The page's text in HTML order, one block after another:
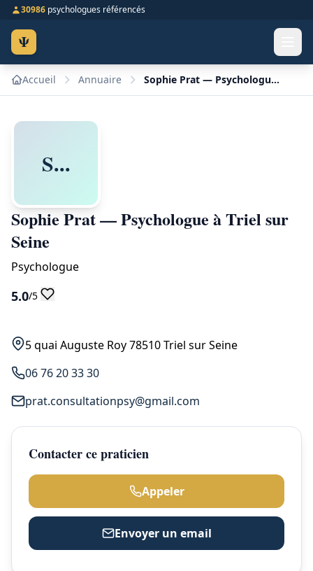
30986 psychologues référencés
Ψ
Accueil Annuaire Sophie Prat — Psychologue à Triel sur Seine
S...
Sophie Prat — Psychologue à Triel sur
Seine
Psychologue
5.0/5
5 quai Auguste Roy 78510 Triel sur Seine
06 76 20 33 30
prat.consultationpsy@gmail.com
Contacter ce praticien
Appeler
Envoyer un email